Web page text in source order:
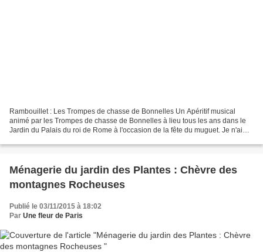
Rambouillet : Les Trompes de chasse de Bonnelles Un Apéritif musical
animé par les Trompes de chasse de Bonnelles à lieu tous les ans dans le
Jardin du Palais du roi de Rome à l'occasion de la fête du muguet. Je n'aime
Ménagerie du jardin des Plantes : Chèvre des
montagnes Rocheuses
Publié le 03/11/2015 à 18:02
Par Une fleur de Paris